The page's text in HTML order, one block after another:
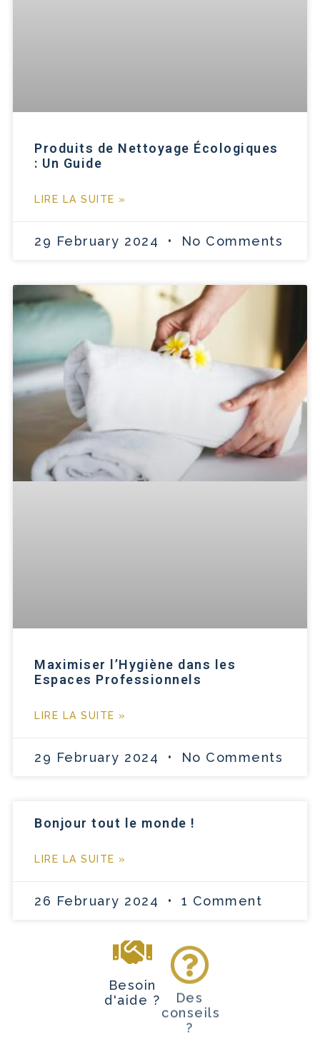
Produits de Nettoyage Écologiques
: Un Guide
LIRE LA SUITE »
29 February 2024 No Comments
Maximiser l’Hygiène dans les
Espaces Professionnels
LIRE LA SUITE »
29 February 2024 No Comments
Bonjour tout le monde !
LIRE LA SUITE »
26 February 2024 1 Comment
Besoin
d'aide ?
Des
conseils
?